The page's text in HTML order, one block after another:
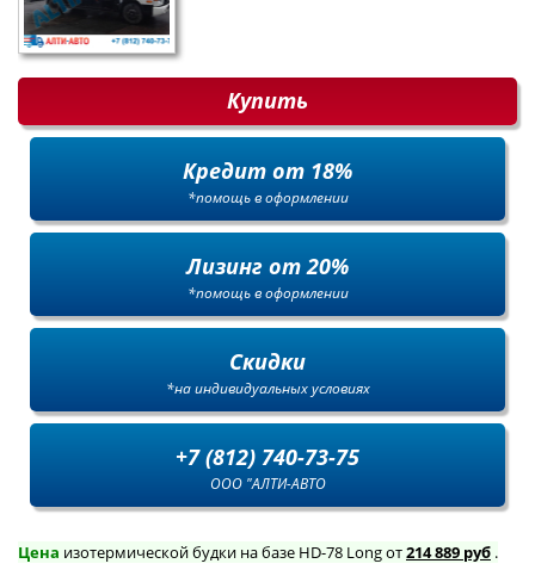
Купить
Кредит от 18%
*помощь в оформлении
Лизинг от 20%
*помощь в оформлении
Скидки
*на индивидуальных условиях
+7 (812) 740-73-75
ООО "АЛТИ-АВТО
Цена изотермической будки на базе HD-78 Long от214 889 руб .